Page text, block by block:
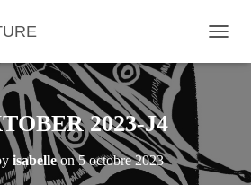
U
F
2023-J4
isabelleon5 octobre 2023